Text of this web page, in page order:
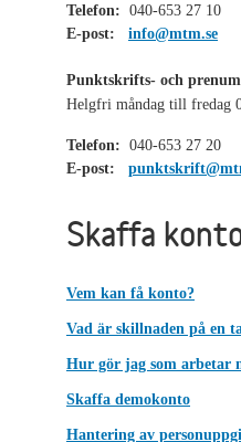
Telefon: 040-653 27 10
E-post:
info@mtm.se
Punktskrifts- och
Helgfri måndag till fredag
Telefon: 040-653 27 20
E-post:
Skaffa
Vem kan få konto?
Vad är skillnaden på en
Hur gör jag som arbetar
Skaffa demokonto
Hantering av